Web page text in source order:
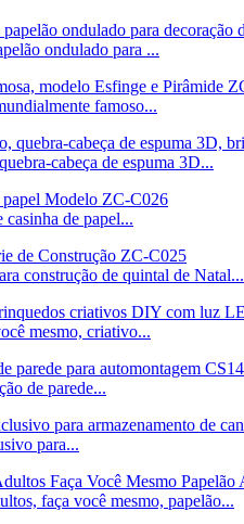
ondulado para ...
famoso...
cabeça de espuma 3D...
casinha de papel...
construção de quintal de Natal...
mesmo, criativo...
de parede...
para...
faça você mesmo, papelão...